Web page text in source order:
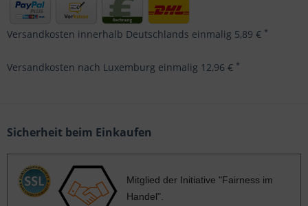
Versandkosten innerhalb Deutschlands einmalig 5,89 € *
Versandkosten nach Luxemburg einmalig 12,96 € *
Sicherheit beim Einkaufen
Mitglied der Initiative "Fairness im
Handel".